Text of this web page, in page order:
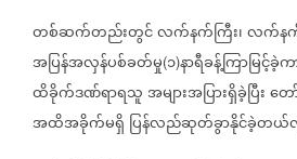
တစ်ဆက်တည်းတွင်လက်နက်ကြီး၊လက်နက်
အပြန်အလှန်ပစ်ခတ်မှု(၁)နာရီခန့်ကြာမြင့်ခဲ့
ထိခိုက်ဒဏ်ရာရသူအများအပြားရှိခဲ့ပြီးတေ
အထိအခိုက်မရှိ ပြန်လည်ဆုတ်ခွာနိုင်ခဲ့တ